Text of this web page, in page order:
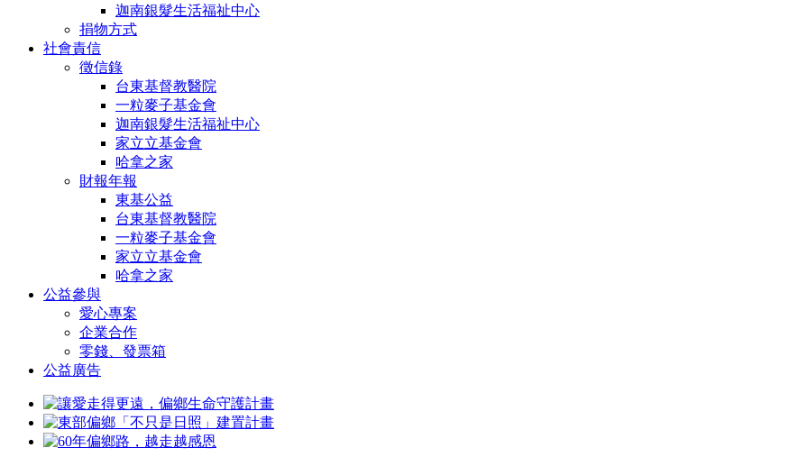
迦南銀髮生活福祉中心
捐物方式
社會責信
徵信錄
台東基督教醫院
一粒麥子基金會
迦南銀髮生活福祉中心
家立立基金會
哈拿之家
財報年報
東基公益
台東基督教醫院
一粒麥子基金會
家立立基金會
哈拿之家
公益參與
愛心專案
企業合作
零錢、發票箱
公益廣告